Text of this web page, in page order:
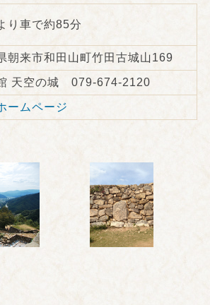
り 車で約85分
朝来市和田山町竹田古城山169
天空の城 079-674-2120
ームページ